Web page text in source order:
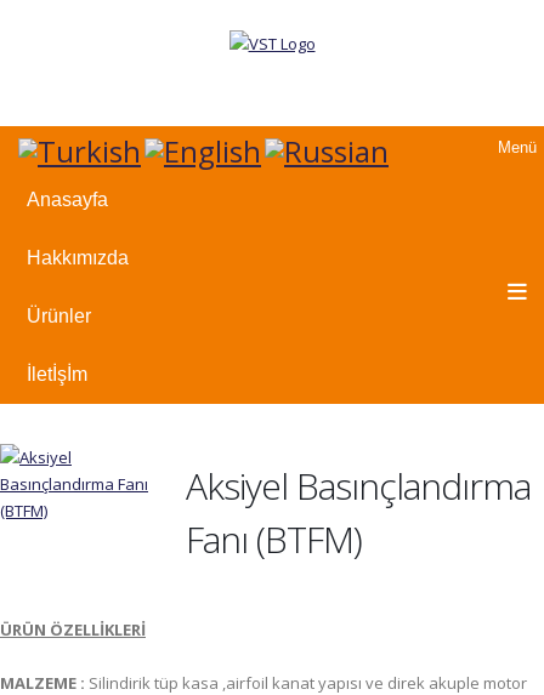
Menü
Anasayfa
Hakkımızda
Ürünler
İletİşİm
Aksiyel Basınçlandırma
Fanı (BTFM)
ÜRÜN ÖZELLİKLERİ
MALZEME : Silindirik tüp kasa ,airfoil kanat yapısı ve direk akuple motor